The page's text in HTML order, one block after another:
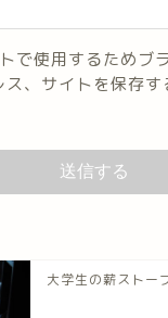
で使用するためブ
、サイトを保存す
大学生の薪ストー